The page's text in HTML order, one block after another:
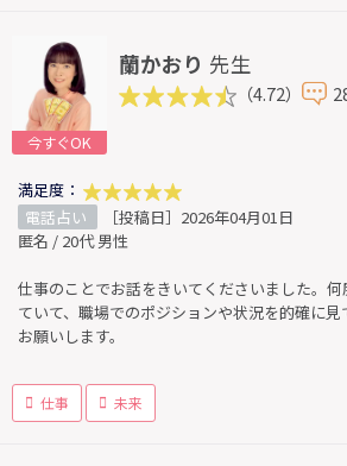
今すぐOK
蘭かおり 先生
（4.72）
満足度：
電話占い
［投稿日］2026年04月01日
匿名 / 20代 男性
仕事のことでお話をきいてくださいました。
ていて、職場でのポジションや状況を的確に
お願いします。
仕事 未来